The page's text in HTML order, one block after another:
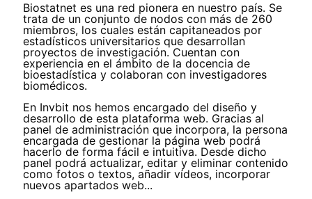
Biostatnet es una red pionera en nuestro país. Se
trata de un conjunto de nodos con más de 260
miembros, los cuales están capitaneados por
estadísticos universitarios que desarrollan
proyectos de investigación. Cuentan con
experiencia en el ámbito de la docencia de
bioestadística y colaboran con investigadores
biomédicos.
En Invbit nos hemos encargado del diseño y
desarrollo de esta plataforma web. Gracias al
panel de administración que incorpora, la persona
encargada de gestionar la página web podrá
hacerlo de forma fácil e intuitiva. Desde dicho
panel podrá actualizar, editar y eliminar contenido
como fotos o textos, añadir vídeos, incorporar
nuevos apartados web...